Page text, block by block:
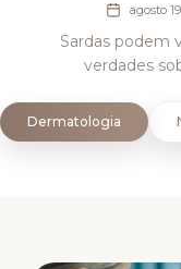
agosto
Sardas podem
verdades
Dermatologia